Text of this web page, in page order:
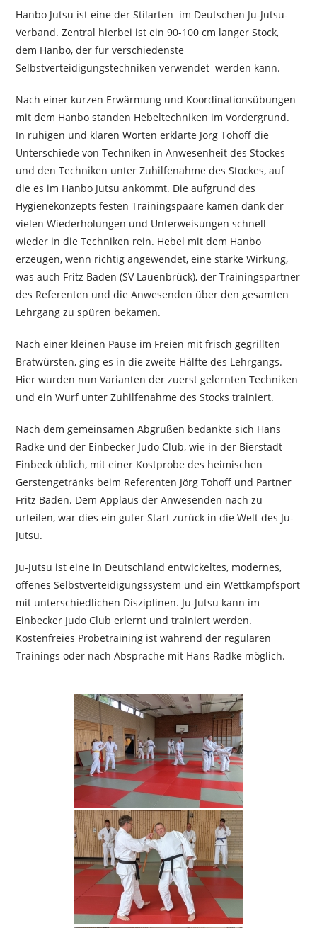
Hanbo Jutsu ist eine der Stilarten im Deutschen Ju-Jutsu-
Verband. Zentral hierbei ist ein 90-100 cm langer Stock,
dem Hanbo, der für verschiedenste
Selbstverteidigungstechniken verwendet werden kann.
Nach einer kurzen Erwärmung und Koordinationsübungen
mit dem Hanbo standen Hebeltechniken im Vordergrund.
In ruhigen und klaren Worten erklärte Jörg Tohoff die
Unterschiede von Techniken in Anwesenheit des Stockes
und den Techniken unter Zuhilfenahme des Stockes, auf
die es im Hanbo Jutsu ankommt. Die aufgrund des
Hygienekonzepts festen Trainingspaare kamen dank der
vielen Wiederholungen und Unterweisungen schnell
wieder in die Techniken rein. Hebel mit dem Hanbo
erzeugen, wenn richtig angewendet, eine starke Wirkung,
was auch Fritz Baden (SV Lauenbrück), der Trainingspartner
des Referenten und die Anwesenden über den gesamten
Lehrgang zu spüren bekamen.
Nach einer kleinen Pause im Freien mit frisch gegrillten
Bratwürsten, ging es in die zweite Hälfte des Lehrgangs.
Hier wurden nun Varianten der zuerst gelernten Techniken
und ein Wurf unter Zuhilfenahme des Stocks trainiert.
Nach dem gemeinsamen Abgrüßen bedankte sich Hans
Radke und der Einbecker Judo Club, wie in der Bierstadt
Einbeck üblich, mit einer Kostprobe des heimischen
Gerstengetränks beim Referenten Jörg Tohoff und Partner
Fritz Baden. Dem Applaus der Anwesenden nach zu
urteilen, war dies ein guter Start zurück in die Welt des Ju-
Jutsu.
Ju-Jutsu ist eine in Deutschland entwickeltes, modernes,
offenes Selbstverteidigungssystem und ein Wettkampfsport
mit unterschiedlichen Disziplinen. Ju-Jutsu kann im
Einbecker Judo Club erlernt und trainiert werden.
Kostenfreies Probetraining ist während der regulären
Trainings oder nach Absprache mit Hans Radke möglich.